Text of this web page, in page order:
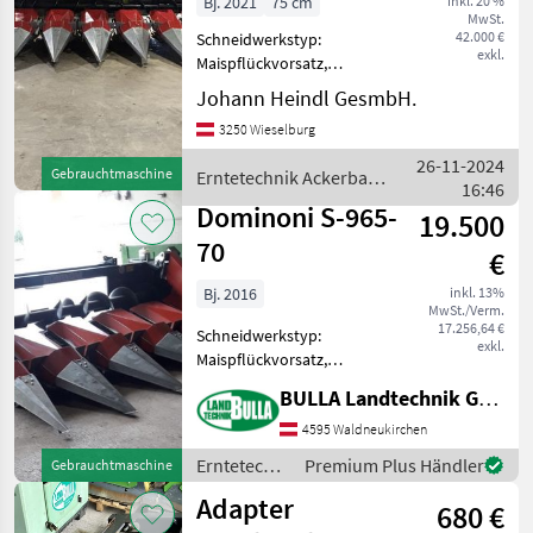
Gebrauchtmaschine
MwSt.
42.000 €
exkl.
Schneidwerkstyp:
Maispflückvorsatz,
Erntevorsatz-Typ:
hydraulisch klappbar -
Dominoni Maispflücker SL
klappbar - mit
Unterbauhäcksler - R
Johann Heindl GesmbH.
3250 Wieselburg
Erntetechnik Ackerbau /
Dominoni
26-11-2024
16:46
Gebrauchtmaschine
Dominoni S-965-
70
19.500
€
inkl. 13%
MwSt./Verm.
17.256,64 €
exkl.
Bj. 2016
Schneidwerkstyp:
Maispflückvorsatz,
Horizontalhäcksler
Dominoni Maispflücker 5
Reihen 70 cm
Unterbauhäcksler Bj 2016
Nur ca 140 ha Top n
BULLA Landtechnik GmbH
4595 Waldneukirchen
Erntetechnik
Ackerbau /
Dominoni
Premium Plus Händler
Adapter
680 €